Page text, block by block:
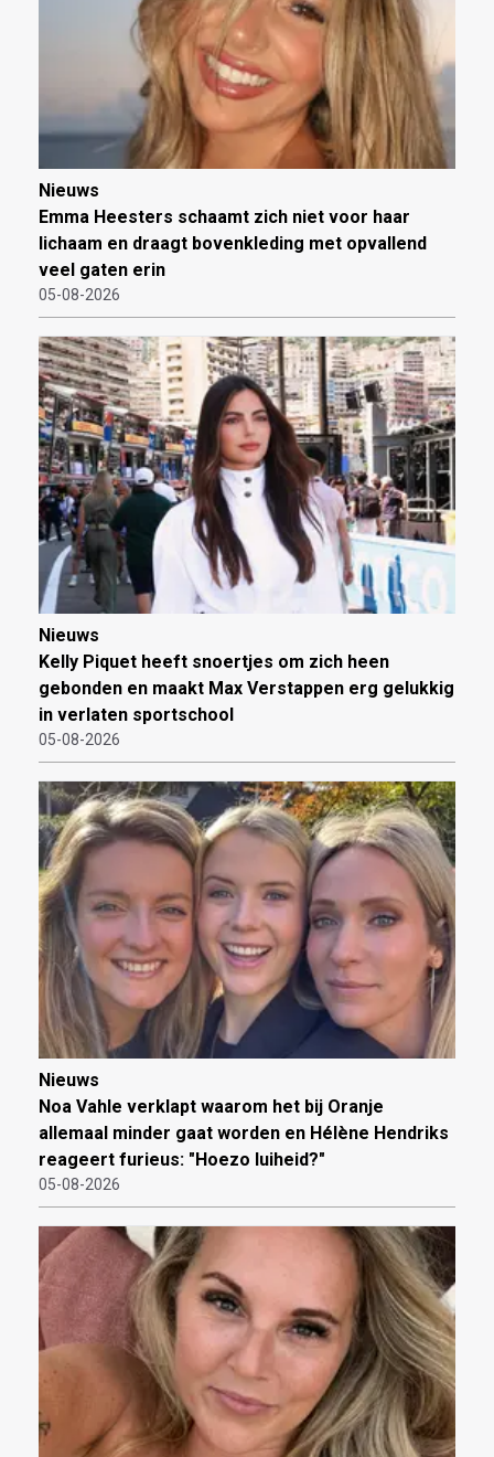
Nieuws
Emma Heesters schaamt zich niet voor haar
lichaam en draagt bovenkleding met opvallend
veel gaten erin
05-08-2026
Nieuws
Kelly Piquet heeft snoertjes om zich heen
gebonden en maakt Max Verstappen erg gelukkig
in verlaten sportschool
05-08-2026
Nieuws
Noa Vahle verklapt waarom het bij Oranje
allemaal minder gaat worden en Hélène Hendriks
reageert furieus: "Hoezo luiheid?"
05-08-2026